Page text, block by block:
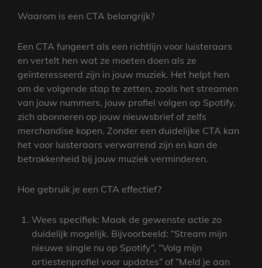
Waarom is een CTA belangrijk?
Een CTA fungeert als een richtlijn voor luisteraars
en vertelt hen wat ze moeten doen als ze
geïnteresseerd zijn in jouw muziek. Het helpt hen
om de volgende stap te zetten, zoals het streamen
van jouw nummers, jouw profiel volgen op Spotify,
zich abonneren op jouw nieuwsbrief of zelfs
merchandise kopen. Zonder een duidelijke CTA kan
het voor luisteraars verwarrend zijn en kan de
betrokkenheid bij jouw muziek verminderen.
Hoe gebruik je een CTA effectief?
Wees specifiek: Maak de gewenste actie zo
duidelijk mogelijk. Bijvoorbeeld: “Stream mijn
nieuwe single nu op Spotify”, “Volg mijn
artiestenprofiel voor updates” of “Meld je aan